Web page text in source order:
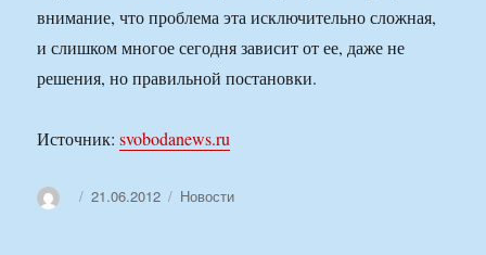
внимание, что проблема эта исключительно сложная,
и слишком многое сегодня зависит от ее, даже не
решения, но правильной постановки.
Источник:svobodanews.ru
АвторОпубликовано
21.06.2012 Рубрики
Новости